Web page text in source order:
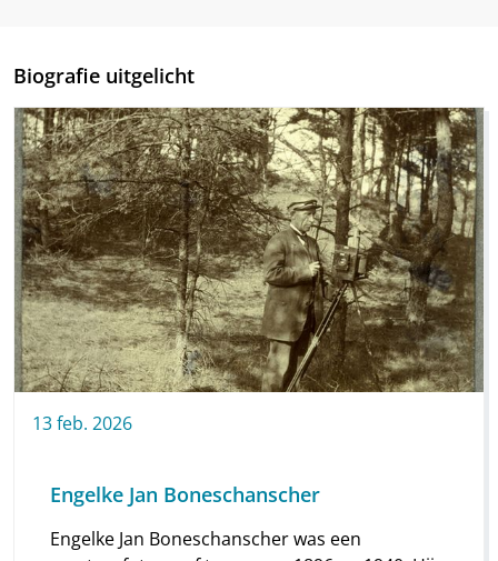
Biografie uitgelicht
13feb. 2026
Engelke Jan Boneschanscher
Engelke Jan Boneschanscher was een